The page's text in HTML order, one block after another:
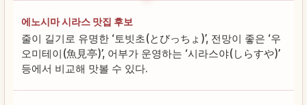
에노시마 시라스 맛집 후보
줄이 길기로 유명한 ‘토빗초(とびっちょ)’, 전망이 좋은 ‘우
오미테이(魚見亭)’, 어부가 운영하는 ‘시라스야(しらすや)’
등에서 비교해 맛볼 수 있다.